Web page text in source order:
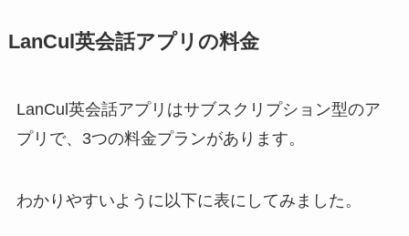
LanCul英会話アプリの料金
LanCul英会話アプリはサブスクリプション型のア
プリで、3つの料金プランがあります。
わかりやすいように以下に表にしてみました。